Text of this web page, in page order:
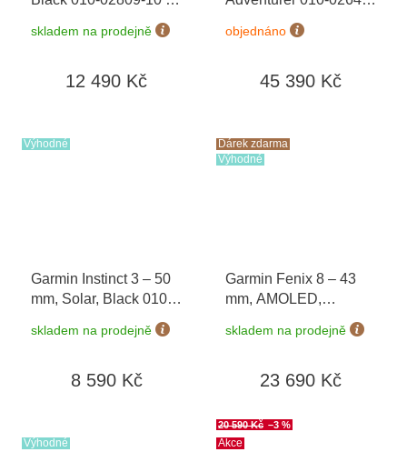
možnost výměny do 90
dní
skladem na prodejně
12 490 Kč
31 Premium + náhradní
řemínek+ dárkový
objednáno
45 390 Kč
Výhodné
Garmin Instinct 3 – 50
mm, Solar, Black 010-
skladem na prodejně
8 590 Kč
Dárek zdarma
Výhodné
Garmin Fenix 8 – 43
mm, AMOLED,
Sapphire, Soft Gold /
Limestone 010-02903-
+ Topo Czech PRO
Guess JUBE01423 v
hodnotě 1790 Kč
skladem na prodejně
23 690 Kč
Výhodné Akce
20 590 Kč –3 %